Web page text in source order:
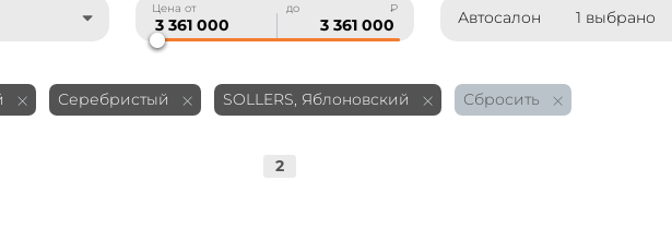
Цена от до ₽ Автосалон 1 выбрано
Серебристый SOLLERS, Яблоновский Сбросить
2